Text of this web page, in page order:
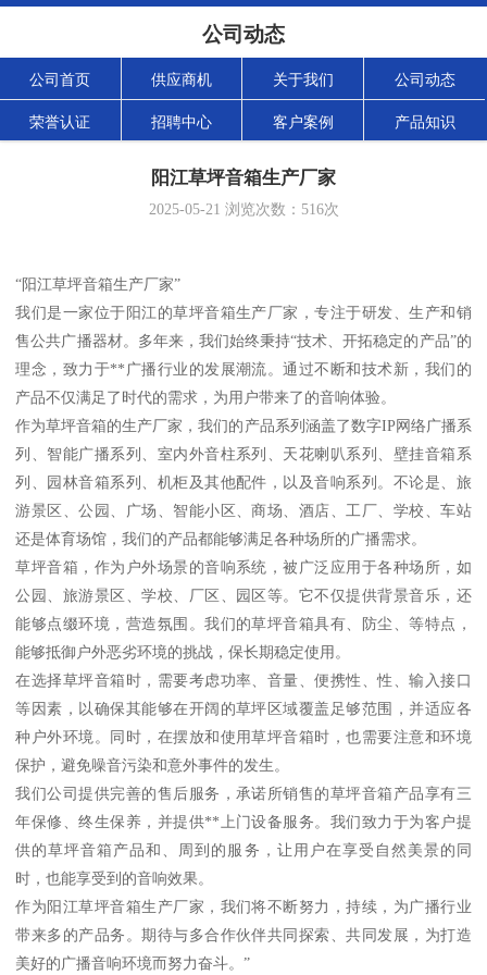
公司动态
公司首页 供应商机 关于我们 公司动态
荣誉认证 招聘中心 客户案例 产品知识
阳江草坪音箱生产厂家
2025-05-21 浏览次数： 516次
“阳江草坪音箱生产厂家”
我们是一家位于阳江的草坪音箱生产厂家，专注于研发、生产和销
售公共广播器材。多年来，我们始终秉持“技术、开拓稳定的产品”的
理念，致力于**广播行业的发展潮流。通过不断和技术新，我们的
产品不仅满足了时代的需求，为用户带来了的音响体验。
作为草坪音箱的生产厂家，我们的产品系列涵盖了数字IP网络广播系
列、智能广播系列、室内外音柱系列、天花喇叭系列、壁挂音箱系
列、园林音箱系列、机柜及其他配件，以及音响系列。不论是、旅
游景区、公园、广场、智能小区、商场、酒店、工厂、学校、车站
还是体育场馆，我们的产品都能够满足各种场所的广播需求。
草坪音箱，作为户外场景的音响系统，被广泛应用于各种场所，如
公园、旅游景区、学校、厂区、园区等。它不仅提供背景音乐，还
能够点缀环境，营造氛围。我们的草坪音箱具有、防尘、等特点，
能够抵御户外恶劣环境的挑战，保长期稳定使用。
在选择草坪音箱时，需要考虑功率、音量、便携性、性、输入接口
等因素，以确保其能够在开阔的草坪区域覆盖足够范围，并适应各
种户外环境。同时，在摆放和使用草坪音箱时，也需要注意和环境
保护，避免噪音污染和意外事件的发生。
我们公司提供完善的售后服务，承诺所销售的草坪音箱产品享有三
年保修、终生保养，并提供**上门设备服务。我们致力于为客户提
供的草坪音箱产品和、周到的服务，让用户在享受自然美景的同
时，也能享受到的音响效果。
作为阳江草坪音箱生产厂家，我们将不断努力，持续，为广播行业
带来多的产品务。期待与多合作伙伴共同探索、共同发展，为打造
美好的广播音响环境而努力奋斗。”